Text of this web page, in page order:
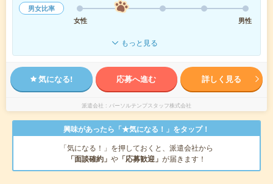
男女比率
女性
男性
もっと見る
気になる! 応募へ進む 詳しく見る
派遣会社 パーソルテンプスタッフ株式会社
興味があったら「★気になる！」をタップ！
「気になる！」を押しておくと、派遣会社から
「面談確約」 や 「応募歓迎」 が届きます！